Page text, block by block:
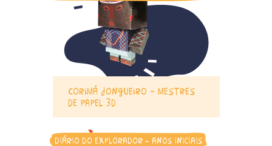
corimá jongueiro – mestres
de papel 3d
diário do explorador - anos iniciais